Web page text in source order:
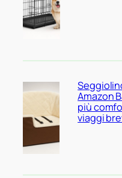
Amazon
più
viaggi